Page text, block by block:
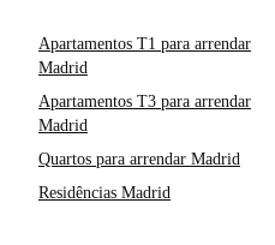
Apartamentos T1 para arrendar
Madrid
Apartamentos T3 para arrendar
Madrid
Quartos para arrendar Madrid
Residências Madrid